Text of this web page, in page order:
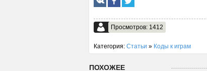
Просмотров: 1412
Категория: Статьи » Коды к играм
ПОХОЖЕЕ